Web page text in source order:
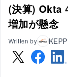
(決算) Okta
増加が懸念
Written by